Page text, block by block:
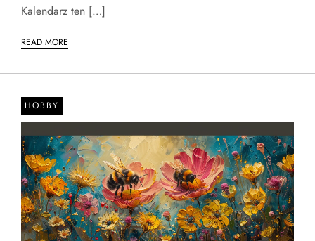
Kalendarz ten […]
READ MORE
HOBBY